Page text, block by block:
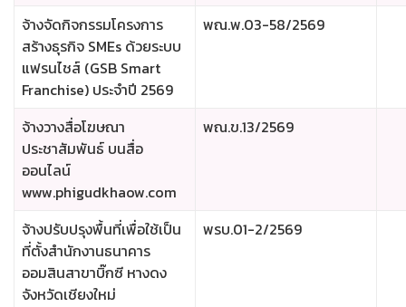
จ้างจัดกิจกรรมโครงการ
สร้างธุรกิจ SMEs ด้วยระบบ
แฟรนไชส์ (GSB Smart
Franchise) ประจำปี 2569
พณ.พ.03-58/2569
จ้างวางสื่อโฆษณา
ประชาสัมพันธ์ บนสื่อ
ออนไลน์
www.phigudkhaow.com
พณ.ข.13/2569
จ้างปรับปรุงพื้นที่เพื่อใช้เป็น
ที่ตั้งสำนักงานธนาคาร
ออมสินสาขาบิ๊กซี หางดง
จังหวัดเชียงใหม่
พรบ.01-2/2569